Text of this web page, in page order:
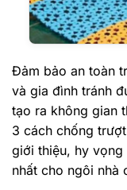
Đảm bảo an toàn
và gia đình tránh
tạo ra không gian
3 cách chống
giới thiệu, hy
nhất cho ngôi nhà